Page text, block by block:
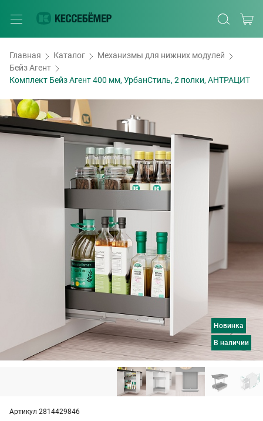
Главная Каталог
Механизмы для нижних модулей
Бейз Агент
Комплект Бейз Агент 400 мм, УрбанСтиль, 2 полки, АНТРАЦИТ
Новинка
в наличии
Артикул 2814429846